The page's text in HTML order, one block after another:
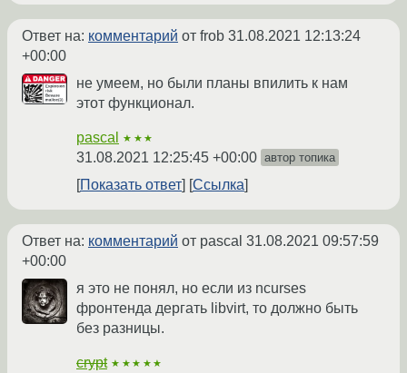
Ответ на: комментарий от frob 31.08.2021 12:13:24
+00:00
не умеем, но были планы впилить к нам
этот функционал.
pascal ★★★
31.08.2021 12:25:45 +00:00 автор топика
Показать ответ Ссылка
Ответ на: комментарий от pascal 31.08.2021 09:57:59
+00:00
я это не понял, но если из ncurses
фронтенда дергать libvirt, то должно быть
без разницы.
crypt ★★★★★